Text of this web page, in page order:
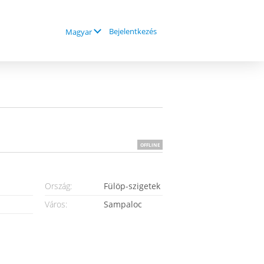
Magyar Bejelentkezés
OFFLINE
Ország:
Fülöp-szigetek
Város:
Sampaloc